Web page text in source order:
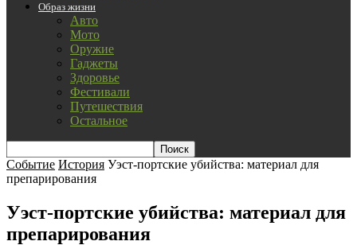
Образ жизни
Авто
Мото
Оружие
Гаджеты
Здоровье
Фестивали
Путешествия
Остальное
Событие История Уэст-портские убийства: материал для
препарирования
Уэст-портские убийства: материал для
препарирования